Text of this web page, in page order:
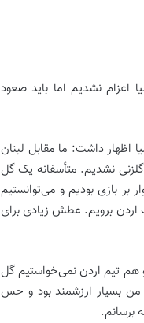
نشدیم اما باید صعود
اظهار داشت: ما مقابل لبنان
اما موفق به گلزنی نشدیم. متأسفانه یک گل
بر بازی بودیم و می‌توانستیم
اردن برویم. عطش زیادی برای
تیم اردن نمی‌خواستیم گل
من بسیار ارزشمند بود و حس
برسانم.